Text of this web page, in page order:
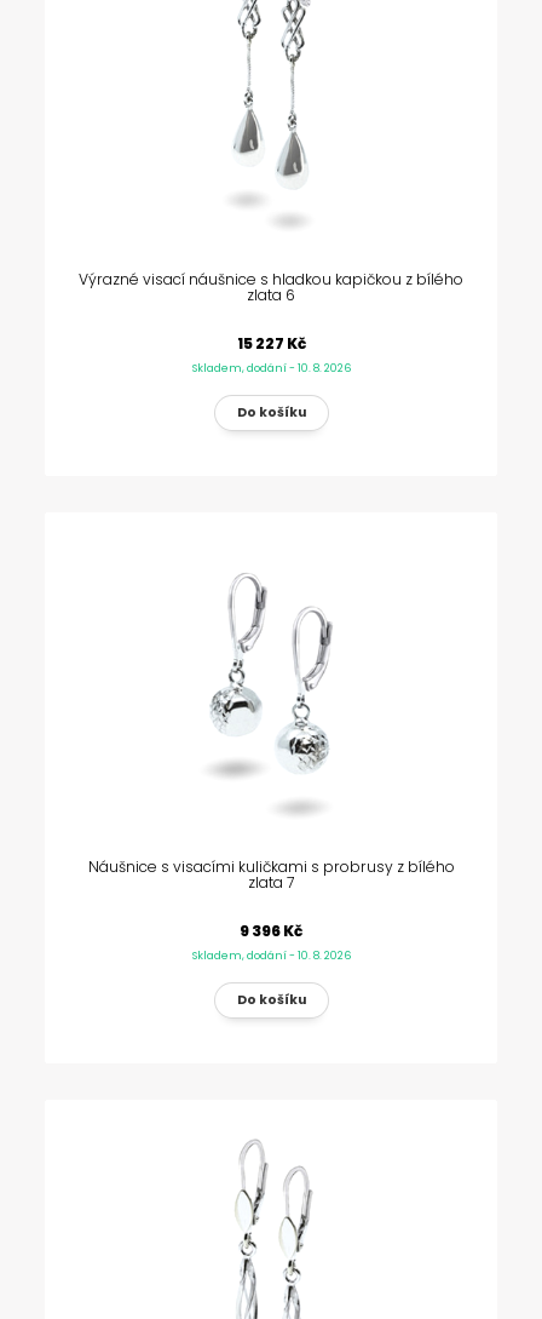
Výrazné visací náušnice s hladkou kapičkou z bílého
zlata 6
15 227 Kč
Skladem, dodání - 10. 8. 2026
Náušnice s visacími kuličkami s probrusy z bílého
zlata 7
9 396 Kč
Skladem, dodání - 10. 8. 2026